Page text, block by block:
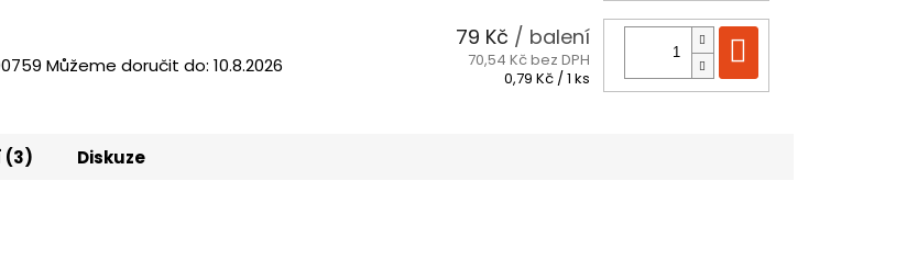
Můžeme doručit do: 10.8.2026
79 Kč / balení
70,54 Kč bez DPH
Měrná
0,79 Kč / 1 ks
(3) Diskuze